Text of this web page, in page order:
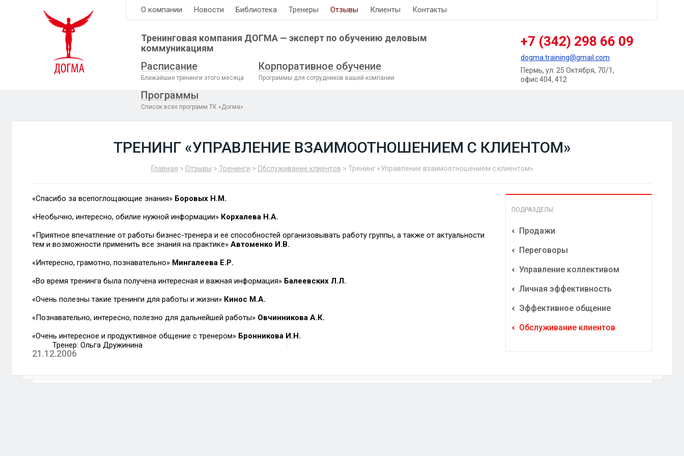
О компании Новости Библиотека Тренеры Отзывы Клиенты Контакты
Тренинговая компания ДОГМА — эксперт по обучению деловым
коммуникациям
+7 (342) 298 66 09
dogma.training@gmail.com
Пермь, ул. 25 Октября, 70/1,
офис 404, 412
Расписание
Ближайшие тренинги этого месяца
Корпоративное обучение
Программы для сотрудников вашей компании
Программы
Список всех программ ТК «Догма»
ТРЕНИНГ «УПРАВЛЕНИЕ ВЗАИМООТНОШЕНИЕМ С КЛИЕНТОМ»
Главная > Отзывы > Тренинги > Обслуживание клиентов > Тренинг «Управление взаимоотношением с клиентом»
«Спасибо за всепоглощающие знания» Боровых Н.М.
«Необычно, интересно, обилие нужной информации» Корхалева Н.А.
«Приятное впечатление от работы бизнес-тренера и ее способностей организовывать работу группы, а также от актуальности
тем и возможности применить все знания на практике» Автоменко И.В.
«Интересно, грамотно, познавательно» Мингалеева Е.Р.
«Во время тренинга была получена интересная и важная информация» Балеевских Л.Л.
«Очень полезны такие тренинги для работы и жизни» Кинос М.А.
«Познавательно, интересно, полезно для дальнейшей работы» Овчинникова А.К.
«Очень интересное и продуктивное общение с тренером» Бронникова И.Н.
Тренер: Ольга Дружинина
21.12.2006
ПОДРАЗДЕЛЫ:
Продажи
Переговоры
Управление коллективом
Личная эффективность
Эффективное общение
Обслуживание клиентов